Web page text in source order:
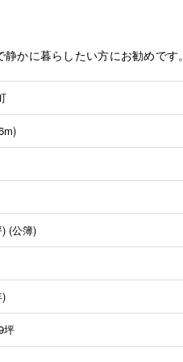
かに暮らしたい方にお勧めです。
(公簿)
坪